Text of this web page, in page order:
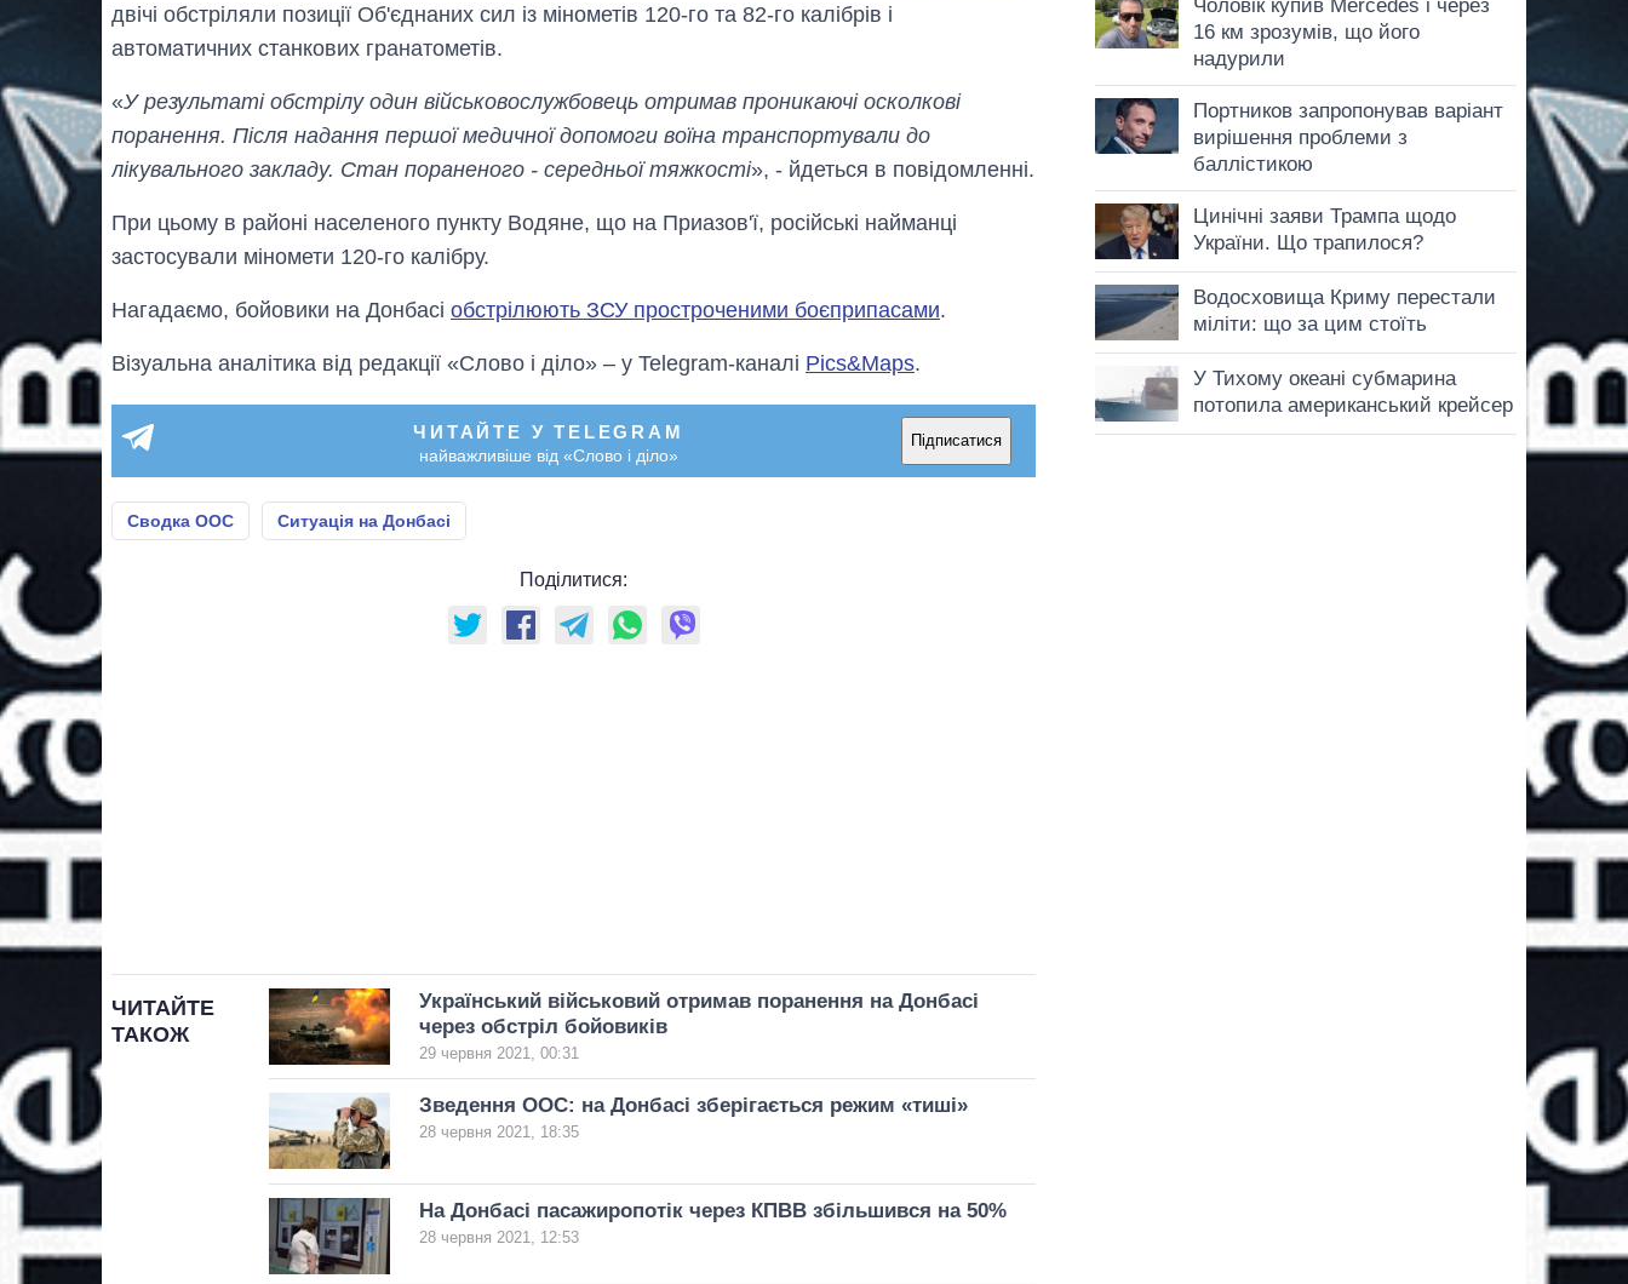
двічі обстріляли позиції Об'єднаних сил із мінометів 120-го та 82-го калібрів і
автоматичних станкових гранатометів.
«У результаті обстрілу один військовослужбовець отримав проникаючі осколкові
поранення. Після надання першої медичної допомоги воїна транспортували до
лікувального закладу. Стан пораненого - середньої тяжкості», - йдеться в повідомленні.
При цьому в районі населеного пункту Водяне, що на Приазов'ї, російські найманці
застосували міномети 120-го калібру.
Нагадаємо, бойовики на Донбасі обстрілюють ЗСУ простроченими боєприпасами.
Візуальна аналітика від редакції «Слово і діло» – у Telegram-каналі Pics&Maps.
ЧИТАЙТЕ У TELEGRAM
найважливіше від «Слово і діло»
Підписатися
Сводка ООС Ситуація на Донбасі
Поділитися:
ЧИТАЙТЕ
ТАКОЖ
Український військовий отримав поранення на Донбасі
через обстріл бойовиків
29 червня 2021, 00:31
Зведення ООС: на Донбасі зберігається режим «тиші»
28 червня 2021, 18:35
На Донбасі пасажиропотік через КПВВ збільшився на 50%
28 червня 2021, 12:53